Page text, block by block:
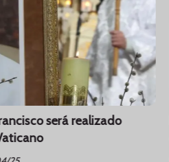
será realizado